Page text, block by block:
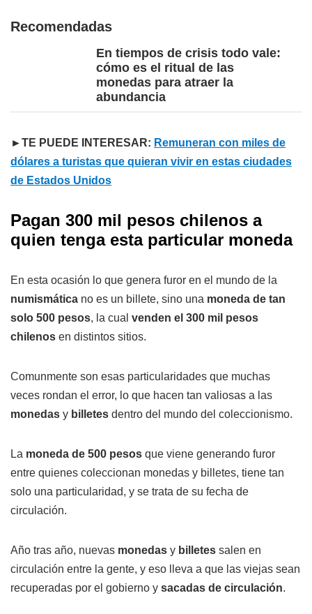
Recomendadas
En tiempos de crisis todo vale:
cómo es el ritual de las
monedas para atraer la
abundancia
►TE PUEDE INTERESAR: Remuneran con miles de
dólares a turistas que quieran vivir en estas ciudades
de Estados Unidos
Pagan 300 mil pesos chilenos a
quien tenga esta particular moneda
En esta ocasión lo que genera furor en el mundo de la
numismática no es un billete, sino una moneda de tan
solo 500 pesos, la cual venden el 300 mil pesos
chilenos en distintos sitios.
Comunmente son esas particularidades que muchas
veces rondan el error, lo que hacen tan valiosas a las
monedas y billetes dentro del mundo del coleccionismo.
La moneda de 500 pesos que viene generando furor
entre quienes coleccionan monedas y billetes, tiene tan
solo una particularidad, y se trata de su fecha de
circulación.
Año tras año, nuevas monedas y billetes salen en
circulación entre la gente, y eso lleva a que las viejas sean
recuperadas por el gobierno y sacadas de circulación.